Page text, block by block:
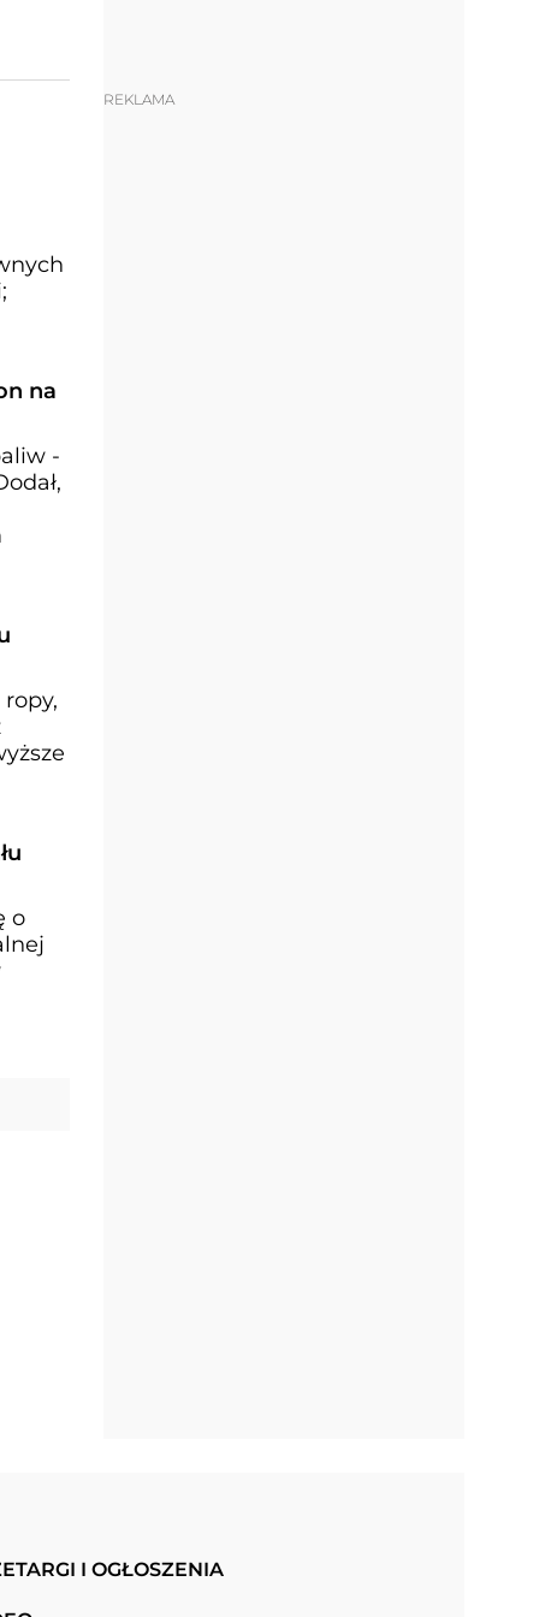
na
-
o
REKLAMA
I OGŁOSZENIA